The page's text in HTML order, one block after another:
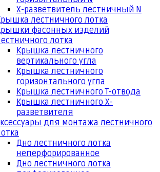
Х-разветвитель лестничный N
лестничного лотка
фасонных изделий
лотка
Крышка лестничного
вертикального угла
Крышка лестничного
горизонтального угла
Крышка лестничного Т-отвода
Крышка лестничного Х-
разветвителя
для монтажа лестничного
Дно лестничного лотка
неперфорированное
Дно лестничного лотка